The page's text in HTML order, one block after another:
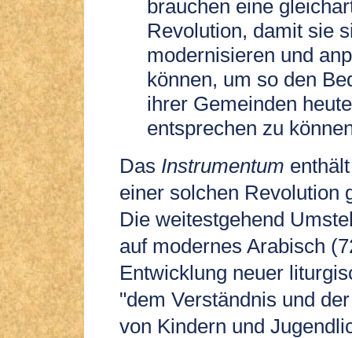
brauchen eine
Revolution, damit sie
modernisieren und
können, um so den
ihrer Gemeinden
entsprechen zu
Das Instrumentum
einer solchen Revolution
Die weitestgehend
auf modernes Arabisch
Entwicklung neuer
"dem Verständnis und
von Kindern und